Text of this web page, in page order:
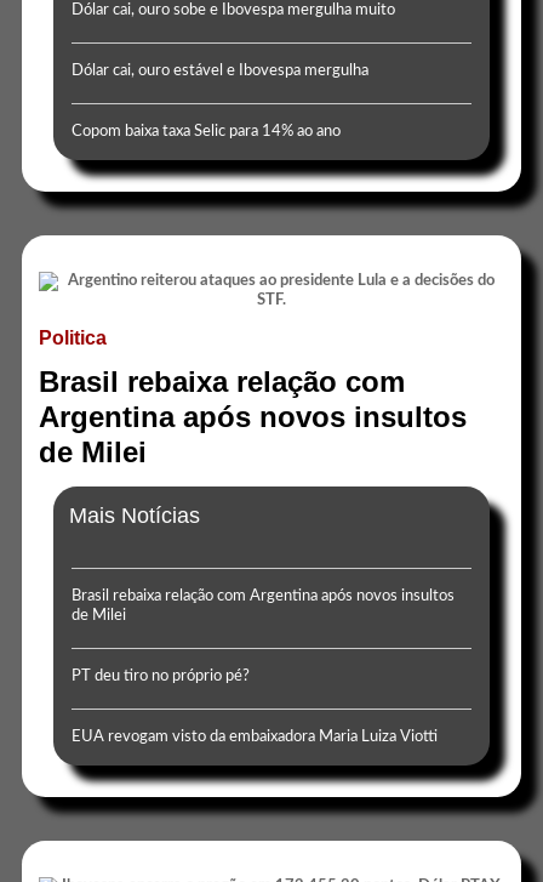
Dólar cai, ouro sobe e Ibovespa mergulha muito
Dólar cai, ouro estável e Ibovespa mergulha
Copom baixa taxa Selic para 14% ao ano
Politica
Brasil rebaixa relação com
Argentina após novos insultos
de Milei
Mais Notícias
Brasil rebaixa relação com Argentina após novos insultos
de Milei
PT deu tiro no próprio pé?
EUA revogam visto da embaixadora Maria Luiza Viotti